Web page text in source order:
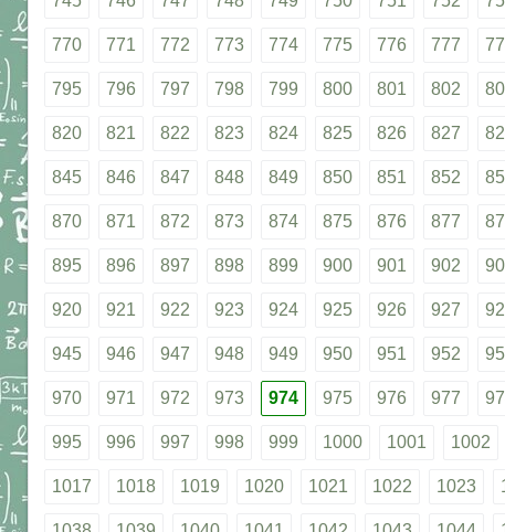
770 771 772 773 774 775 776 777
795 796 797 798 799 800 801 802
820 821 822 823 824 825 826 827
845 846 847 848 849 850 851 852
870 871 872 873 874 875 876 877
895 896 897 898 899 900 901 902
920 921 922 923 924 925 926 927
945 946 947 948 949 950 951 952
970 971 972 973 974 975 976 977
995 996 997 998 999 1000 1001 1002
1017 1018 1019 1020 1021 1022 1023